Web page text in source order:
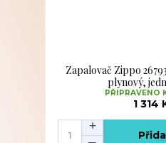
Zapalovač Zippo
plynový,
1 314
PŘIPRAVENO